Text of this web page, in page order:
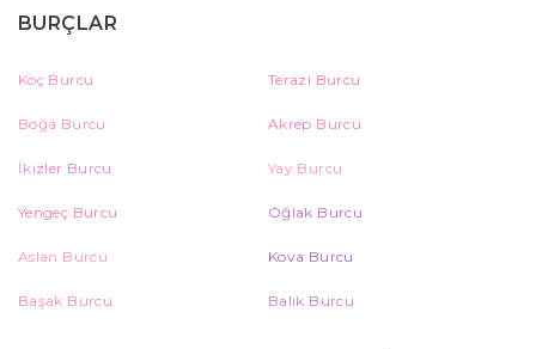
BURÇLAR
Koç Burcu Terazi Burcu
Boğa Burcu Akrep Burcu
İkizler Burcu Yay Burcu
Yengeç Burcu Oğlak Burcu
Aslan Burcu Kova Burcu
Başak Burcu Balık Burcu